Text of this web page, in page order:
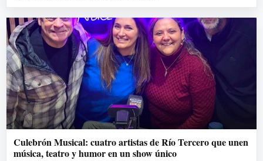
Culebrón Musical: cuatro artistas de Río Tercero que unen
música, teatro y humor en un show único